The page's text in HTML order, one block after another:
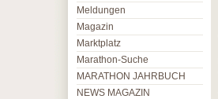
Meldungen
Magazin
Marktplatz
Marathon-Suche
MARATHON JAHRBUCH
NEWS MAGAZIN